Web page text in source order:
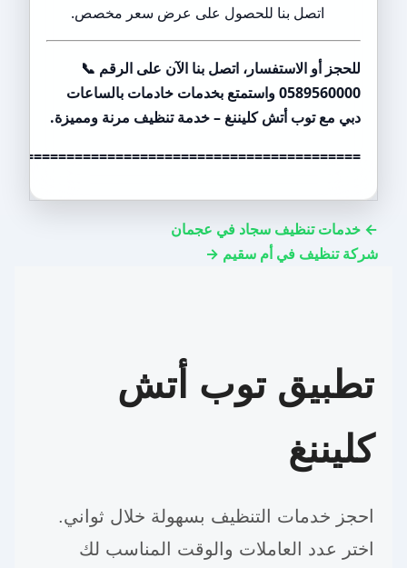
اتصل بنا للحصول على عرض سعر مخصص.
للحجز أو الاستفسار، اتصل بنا الآن على الرقم 📞
0589560000 واستمتع بخدمات خادمات بالساعات
دبي مع توب أتش كليننغ – خدمة تنظيف مرنة ومميزة.
============================================
← خدمات تنظيف سجاد في عجمان
شركة تنظيف في أم سقيم →
تطبيق توب أتش
كليننغ
احجز خدمات التنظيف بسهولة خلال ثواني.
اختر عدد العاملات والوقت المناسب لك